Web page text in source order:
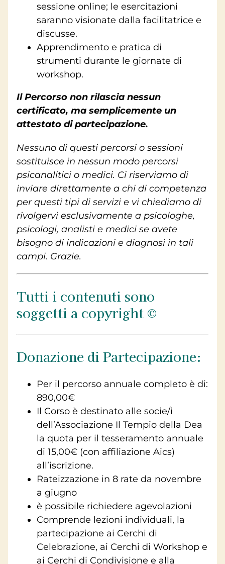
sessione online; le esercitazioni
saranno visionate dalla facilitatrice e
discusse.
Apprendimento e pratica di
strumenti durante le giornate di
workshop.
Il Percorso non rilascia nessun
certificato, ma semplicemente un
attestato di partecipazione.
Nessuno di questi percorsi o sessioni
sostituisce in nessun modo percorsi
psicanalitici o medici. Ci riserviamo di
inviare direttamente a chi di competenza
per questi tipi di servizi e vi chiediamo di
rivolgervi esclusivamente a psicologhe,
psicologi, analisti e medici se avete
bisogno di indicazioni e diagnosi in tali
campi. Grazie.
Tutti i contenuti sono
soggetti a copyright ©
Donazione di Partecipazione:
Per il percorso annuale completo è di:
890,00€
Il Corso è destinato alle socie/i
dell’Associazione Il Tempio della Dea
la quota per il tesseramento annuale
di 15,00€ (con affiliazione Aics)
all’iscrizione.
Rateizzazione in 8 rate da novembre
a giugno
è possibile richiedere agevolazioni
Comprende lezioni individuali, la
partecipazione ai Cerchi di
Celebrazione, ai Cerchi di Workshop e
ai Cerchi di Condivisione e alla